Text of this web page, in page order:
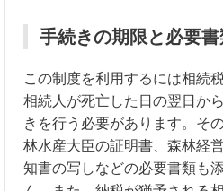
手続きの期限と必要
この制度を利用するには相続
相続人が死亡した日の翌日か
きを行う必要があります。そ
林水産大臣の証明書、森林経
知書の写しなどの必要書類も